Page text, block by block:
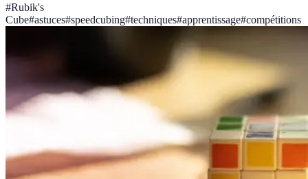
#Rubik's
Cube#astuces#speedcubing#techniques#apprentissage#compétitions